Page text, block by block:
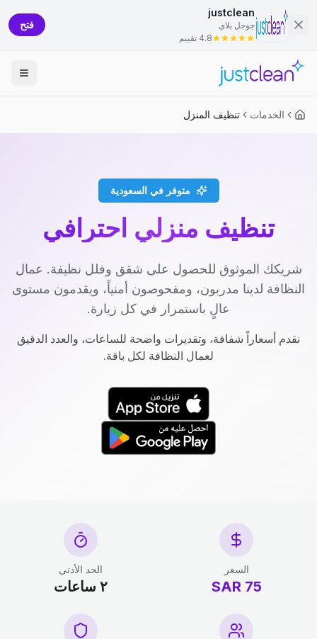
justclean
جوجل بلاي
4.8 تقييم
فتح
الخدمات تنظيف المنزل
متوفر في السعودية
تنظيف منزلي احترافي
شريكك الموثوق للحصول على شقق وفلل نظيفة. عمال
النظافة لدينا مدربون، ومفحوصون أمنياً، ويقدمون مستوى
عالٍ باستمرار في كل زيارة.
نقدم أسعاراً شفافة، وتقديرات واضحة للساعات، والعدد الدقيق
لعمال النظافة لكل باقة.
السعر
75 SAR
الحد الأدنى
٢ ساعات